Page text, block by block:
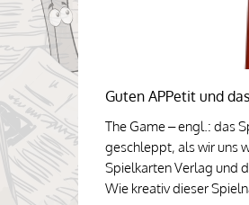
Guten APPetit und
The Game – engl.: das
geschleppt, als wir uns
Spielkarten Verlag und
Wie kreativ dieser